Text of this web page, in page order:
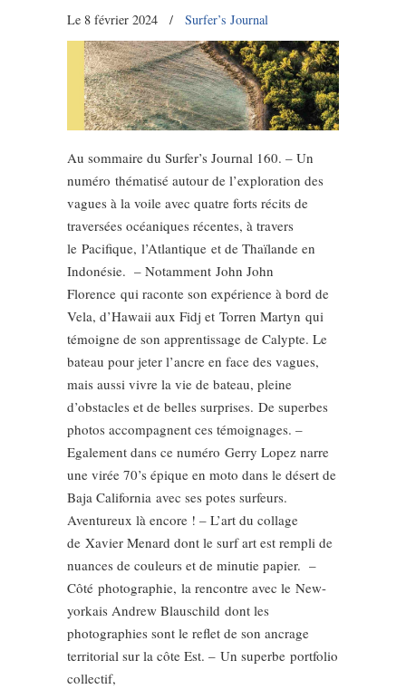
Le 8 février 2024 / Surfer’s Journal
Au sommaire du Surfer’s Journal 160. – Un
numéro thématisé autour de l’exploration des
vagues à la voile avec quatre forts récits de
traversées océaniques récentes, à travers
le Pacifique, l’Atlantique et de Thaïlande en
Indonésie. – Notamment John John
Florence qui raconte son expérience à bord de
Vela, d’Hawaii aux Fidj et Torren Martyn qui
témoigne de son apprentissage de Calypte. Le
bateau pour jeter l’ancre en face des vagues,
mais aussi vivre la vie de bateau, pleine
d’obstacles et de belles surprises. De superbes
photos accompagnent ces témoignages. –
Egalement dans ce numéro Gerry Lopez narre
une virée 70’s épique en moto dans le désert de
Baja California avec ses potes surfeurs.
Aventureux là encore ! – L’art du collage
de Xavier Menard dont le surf art est rempli de
nuances de couleurs et de minutie papier. –
Côté photographie, la rencontre avec le New-
yorkais Andrew Blauschild dont les
photographies sont le reflet de son ancrage
territorial sur la côte Est. – Un superbe portfolio
collectif,